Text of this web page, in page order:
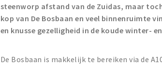
steenworp afstand van de Zuidas, maar
kop van De Bosbaan en veel binnenruimte
en knusse gezelligheid in de koude winter-
De Bosbaan is makkelijk te bereiken via de